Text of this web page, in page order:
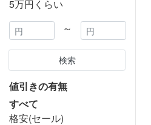
5万円くらい
～
検索
値引きの有無
すべて
格安(セール)